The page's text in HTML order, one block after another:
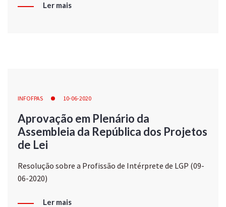
Ler mais
INFOFPAS 10-06-2020
Aprovação em Plenário da
Assembleia da República dos Projetos
de Lei
Resolução sobre a Profissão de Intérprete de LGP (09-
06-2020)
Ler mais